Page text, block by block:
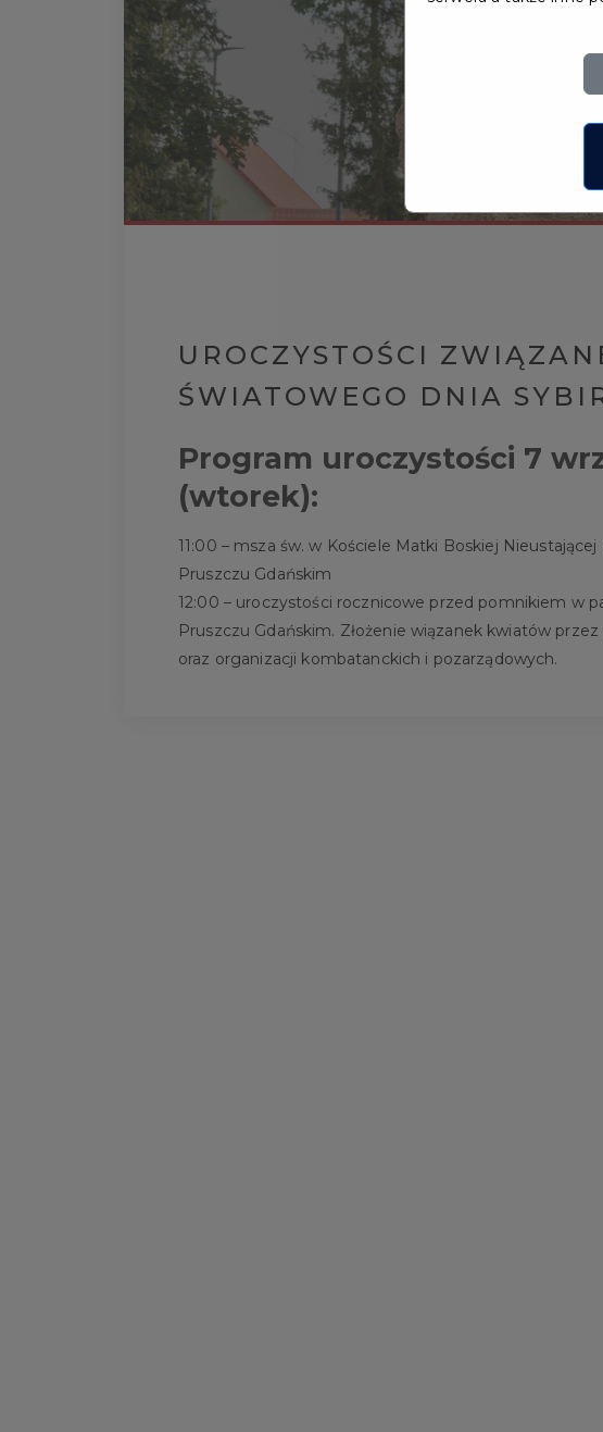
UROCZYSTOŚCI
ŚWIATOWEGO DNIA
Program uroczystości 7
(wtorek):
11:00 – msza św. w Kościele Matki Boskiej
Pruszczu Gdańskim
12:00 – uroczystości rocznicowe przed pomnikiem w
Pruszczu Gdańskim. Złożenie wiązanek kwiatów
oraz organizacji kombatanckich i pozarządowych.